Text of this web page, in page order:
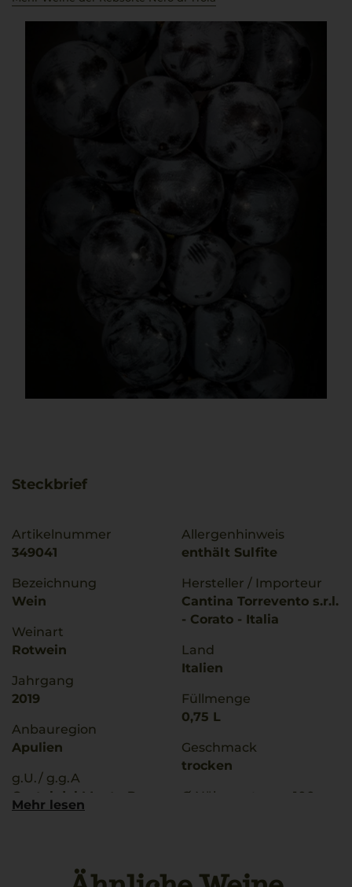
Steckbrief
Artikelnummer
349041
Bezeichnung
Wein
Weinart
Rotwein
Jahrgang
2019
Anbauregion
Apulien
g.U./ g.g.A
Castel del Monte Rosso
Riserva
Origine Controllata E G
Allergenhinweis
enthält Sulfite
Hersteller / Importeur
Cantina Torrevento s.r.l.
- Corato - Italia
Land
Italien
Füllmenge
0,75 L
Geschmack
trocken
Ø Nährwerte pro 100g
Mehr lesen